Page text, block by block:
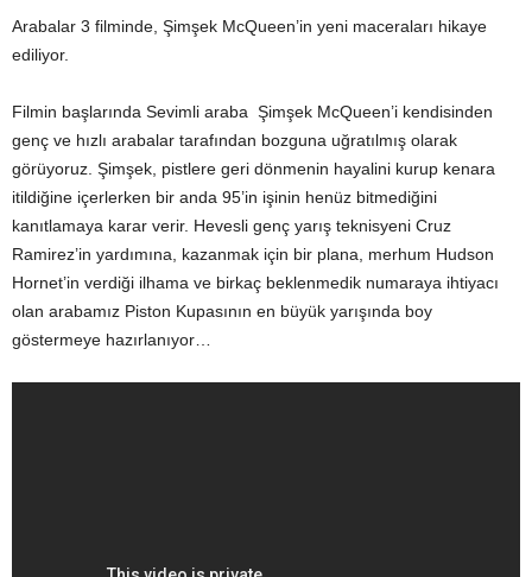
Arabalar 3 filminde, Şimşek McQueen’in yeni maceraları hikaye
ediliyor.
Filmin başlarında Sevimli araba Şimşek McQueen’i kendisinden
genç ve hızlı arabalar tarafından bozguna uğratılmış olarak
görüyoruz. Şimşek, pistlere geri dönmenin hayalini kurup kenara
itildiğine içerlerken bir anda 95’in işinin henüz bitmediğini
kanıtlamaya karar verir. Hevesli genç yarış teknisyeni Cruz
Ramirez’in yardımına, kazanmak için bir plana, merhum Hudson
Hornet’in verdiği ilhama ve birkaç beklenmedik numaraya ihtiyacı
olan arabamız Piston Kupasının en büyük yarışında boy
göstermeye hazırlanıyor…